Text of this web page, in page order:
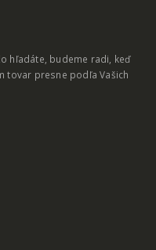
hľadáte, budeme radi, keď
tovar presne podľa Vašich